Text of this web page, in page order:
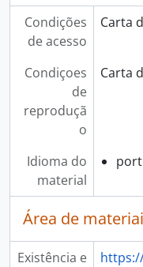
Condições
de acesso
Carta
Condiçoes
de
reproduçã
o
Carta
Idioma do
material
Área de
Existência e